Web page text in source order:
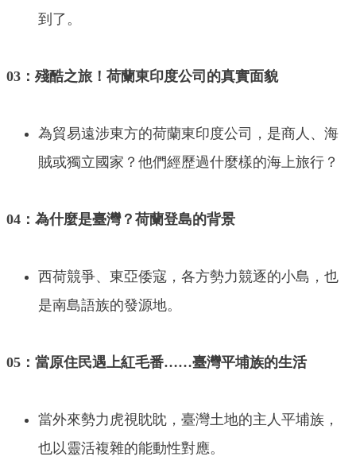
到了。
03：殘酷之旅！荷蘭東印度公司的真實面貌
為貿易遠涉東方的荷蘭東印度公司，是商人、海
賊或獨立國家？他們經歷過什麼樣的海上旅行？
04：為什麼是臺灣？荷蘭登島的背景
西荷競爭、東亞倭寇，各方勢力競逐的小島，也
是南島語族的發源地。
05：當原住民遇上紅毛番……臺灣平埔族的生活
當外來勢力虎視眈眈，臺灣土地的主人平埔族，
也以靈活複雜的能動性對應。